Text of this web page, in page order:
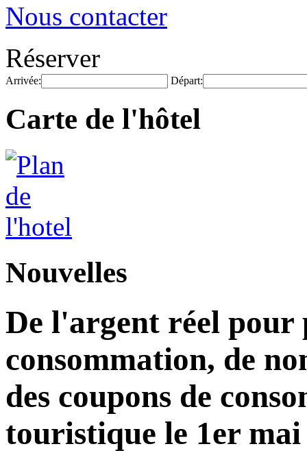
Nous contacter
Réserver
Arrivée: Départ:
Carte de l'hôtel
Nouvelles
De l'argent réel
consommation, de
des coupons de
touristique le 1er mai